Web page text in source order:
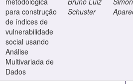
para construção
de índices de
vulnerabilidade
social usando
Análise
Multivariada de
Dados
Schuster